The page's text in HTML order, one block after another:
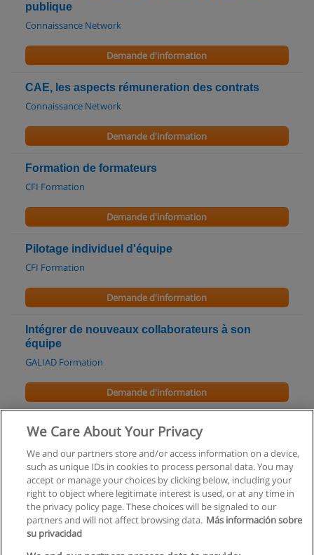
publique
Connaissance Network
Demande d'information
CAE, les aspects rémuneration des contrats
Connaissance Network
Demande d'information
Formation de formateurs
CFI Formation
Demande d'information
Pilotage individuel d'équipe
CFI Formation
Demande d'information
Intégrer de nouveaux collaborateurs à son
équipe
GALIAD Formation
Demande d'information
Le tablau de bord comme outil de management
Demande d'information
We Care About Your Privacy
We and our partners store and/or access information on a device,
such as unique IDs in cookies to process personal data. You may
accept or manage your choices by clicking below, including your
right to object where legitimate interest is used, or at any time in
the privacy policy page. These choices will be signaled to our
partners and will not affect browsing data. Más información sobre
su privacidad